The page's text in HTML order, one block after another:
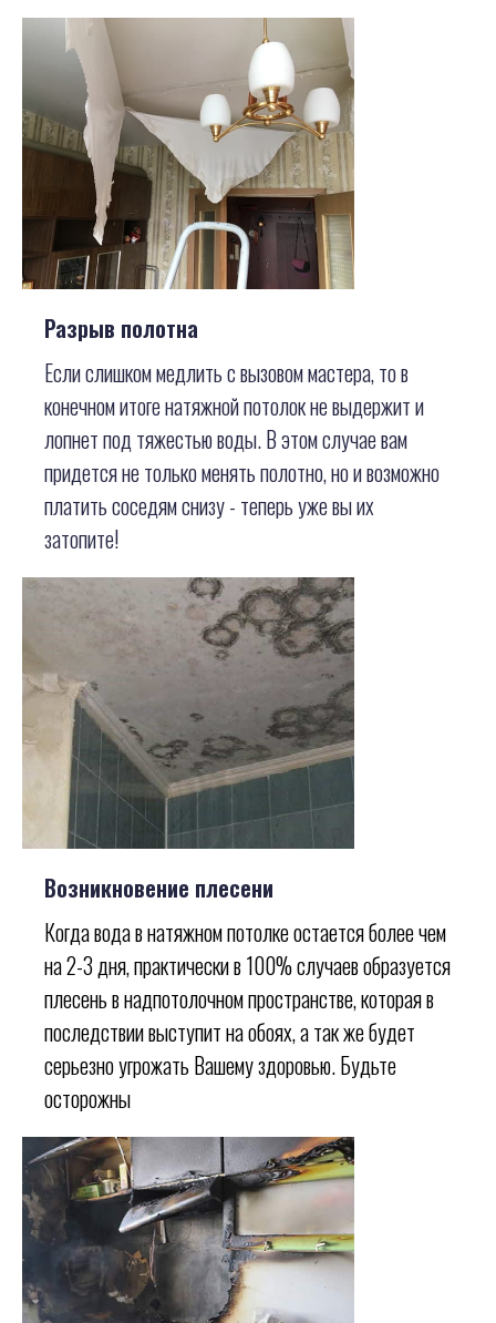
Разрыв полотна
Если слишком медлить с вызовом мастера, то в
конечном итоге натяжной потолок не выдержит и
лопнет под тяжестью воды. В этом случае вам
придется не только менять полотно, но и возможно
платить соседям снизу - теперь уже вы их
затопите!
Возникновение плесени
Когда вода в натяжном потолке остается более чем
на 2-3 дня, практически в 100% случаев образуется
плесень в надпотолочном пространстве, которая в
последствии выступит на обоях, а так же будет
серьезно угрожать Вашему здоровью. Будьте
осторожны